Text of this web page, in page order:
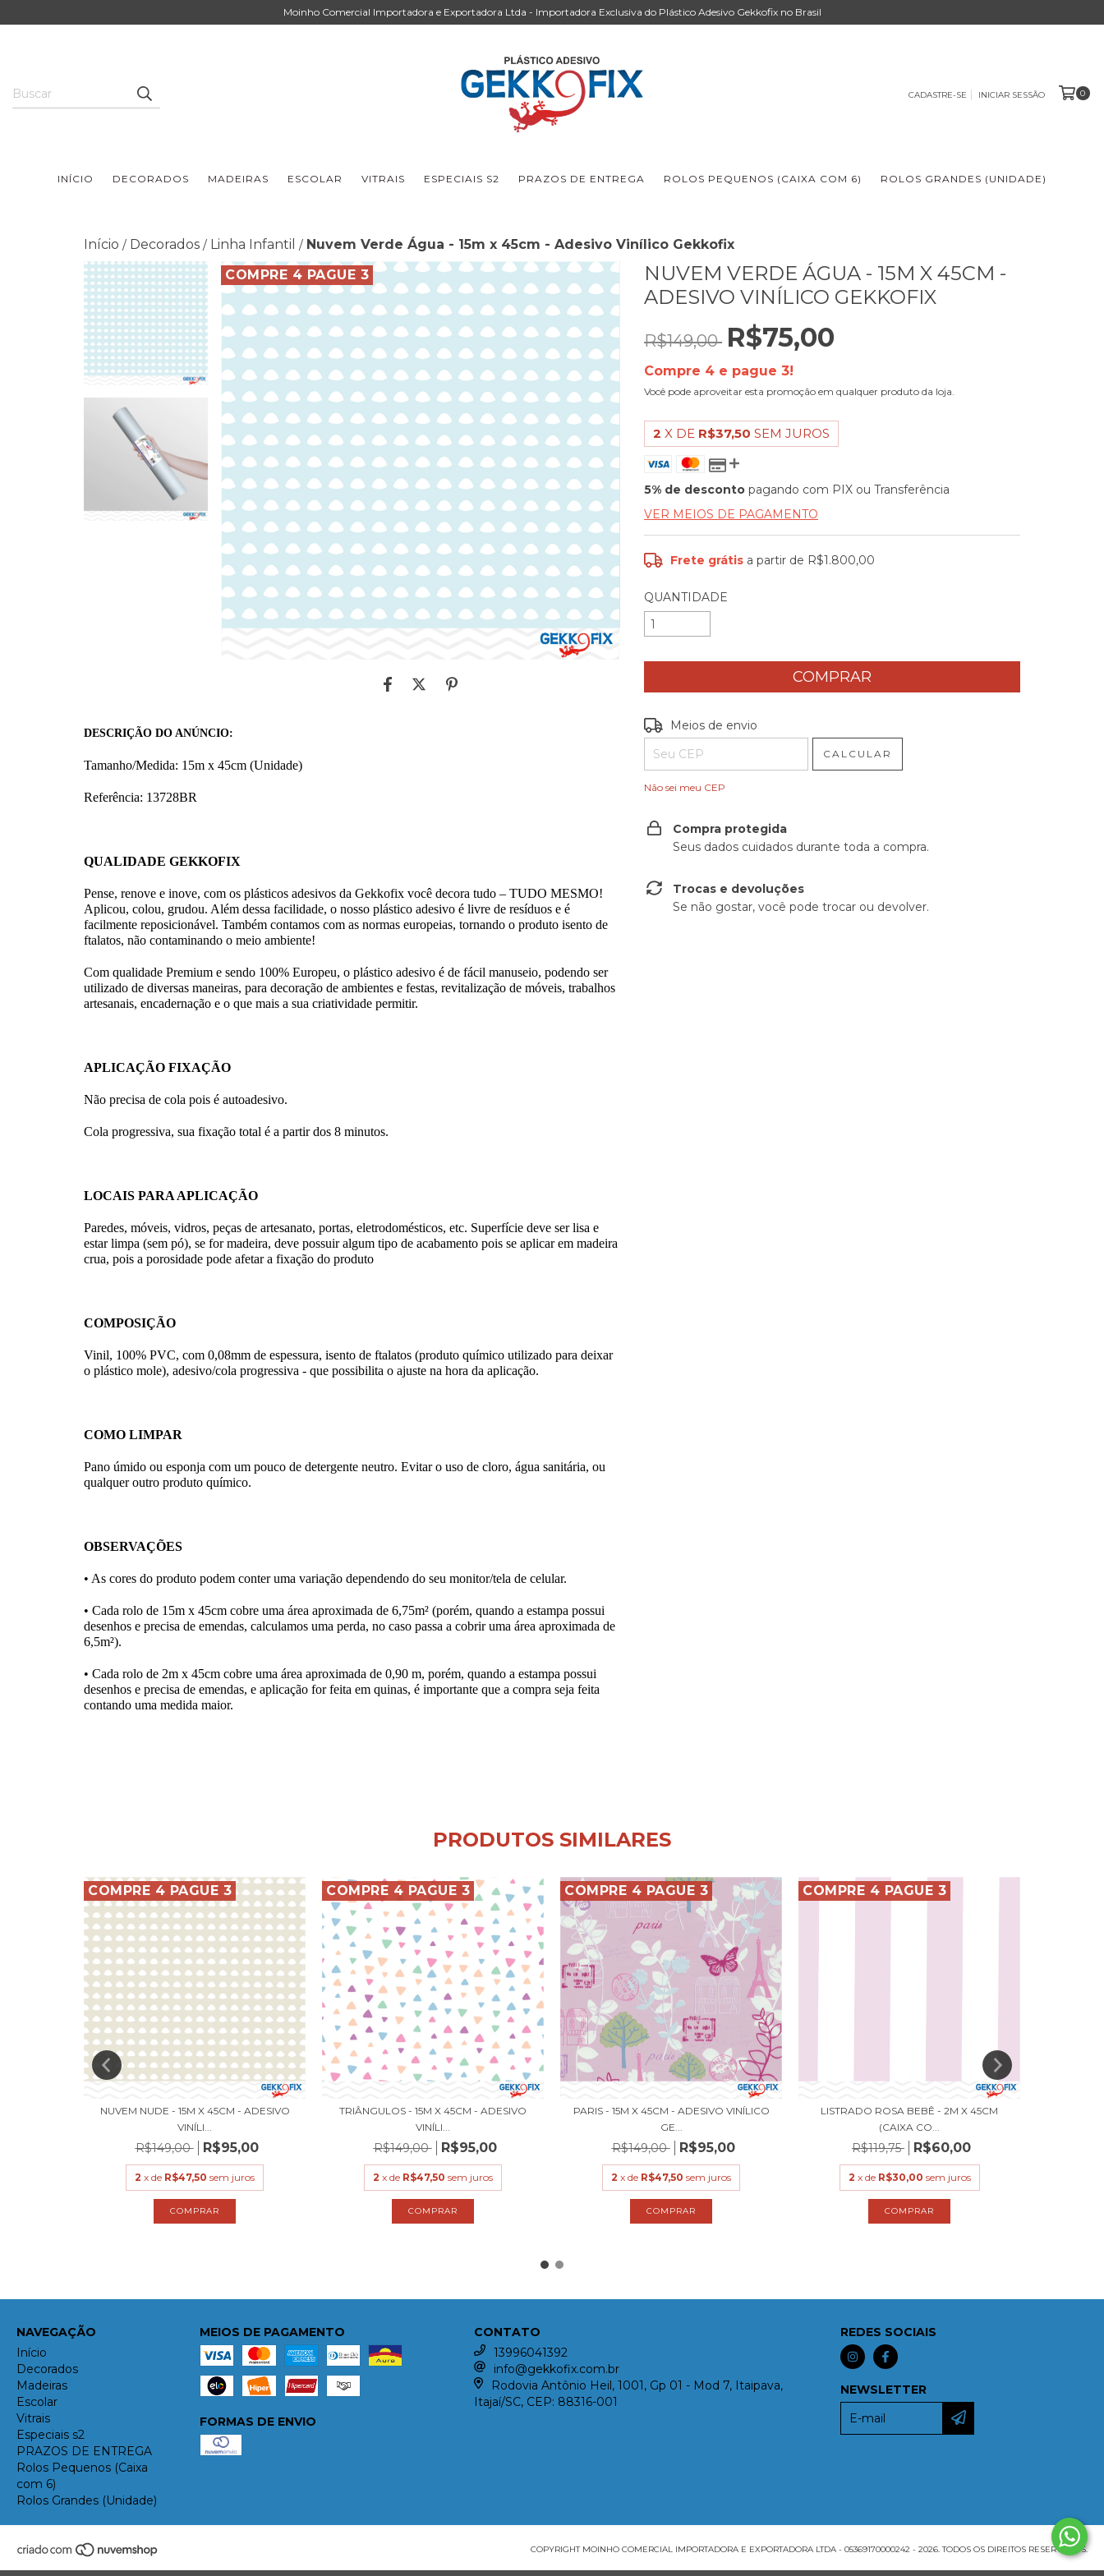
Moinho Comercial Importadora e Exportadora Ltda - Importadora Exclusiva do Plástico Adesivo Gekkofix no Brasil
CADASTRE-SE INICIAR SESSÃO 0
INÍCIO DECORADOS MADEIRAS ESCOLAR VITRAIS ESPECIAIS S2 PRAZOS DE ENTREGA ROLOS PEQUENOS (CAIXA COM 6) ROLOS GRANDES (UNIDADE)
Início / Decorados / Linha Infantil / Nuvem Verde Água - 15m x 45cm - Adesivo Vinílico Gekkofix
COMPRE 4 PAGUE 3
DESCRIÇÃO DO ANÚNCIO:
Tamanho/Medida: 15m x 45cm (Unidade)
Referência: 13728BR
QUALIDADE GEKKOFIX
Pense, renove e inove, com os plásticos adesivos da Gekkofix você decora tudo – TUDO MESMO!
Aplicou, colou, grudou. Além dessa facilidade, o nosso plástico adesivo é livre de resíduos e é
facilmente reposicionável. Também contamos com as normas europeias, tornando o produto isento de
ftalatos, não contaminando o meio ambiente!
Com qualidade Premium e sendo 100% Europeu, o plástico adesivo é de fácil manuseio, podendo ser
utilizado de diversas maneiras, para decoração de ambientes e festas, revitalização de móveis, trabalhos
artesanais, encadernação e o que mais a sua criatividade permitir.
APLICAÇÃO FIXAÇÃO
Não precisa de cola pois é autoadesivo.
Cola progressiva, sua fixação total é a partir dos 8 minutos.
LOCAIS PARA APLICAÇÃO
Paredes, móveis, vidros, peças de artesanato, portas, eletrodomésticos, etc. Superfície deve ser lisa e
estar limpa (sem pó), se for madeira, deve possuir algum tipo de acabamento pois se aplicar em madeira
crua, pois a porosidade pode afetar a fixação do produto
COMPOSIÇÃO
Vinil, 100% PVC, com 0,08mm de espessura, isento de ftalatos (produto químico utilizado para deixar
o plástico mole), adesivo/cola progressiva - que possibilita o ajuste na hora da aplicação.
COMO LIMPAR
Pano úmido ou esponja com um pouco de detergente neutro. Evitar o uso de cloro, água sanitária, ou
qualquer outro produto químico.
OBSERVAÇÕES
• As cores do produto podem conter uma variação dependendo do seu monitor/tela de celular.
• Cada rolo de 15m x 45cm cobre uma área aproximada de 6,75m² (porém, quando a estampa possui
desenhos e precisa de emendas, calculamos uma perda, no caso passa a cobrir uma área aproximada de
6,5m²).
• Cada rolo de 2m x 45cm cobre uma área aproximada de 0,90 m, porém, quando a estampa possui
desenhos e precisa de emendas, e aplicação for feita em quinas, é importante que a compra seja feita
contando uma medida maior.
NUVEM VERDE ÁGUA - 15M X 45CM -
ADESIVO VINÍLICO GEKKOFIX
R$149,00 R$75,00
Compre 4 e pague 3!
Você pode aproveitar esta promoção em qualquer produto da loja.
2 X DE R$37,50 SEM JUROS
5% de desconto pagando com PIX ou Transferência
VER MEIOS DE PAGAMENTO
Frete grátis a partir de R$1.800,00
QUANTIDADE
Entregas para o CEP:
Meios de envio
CALCULAR
Não sei meu CEP
Compra protegida
Seus dados cuidados durante toda a compra.
Trocas e devoluções
Se não gostar, você pode trocar ou devolver.
PRODUTOS SIMILARES
COMPRE 4 PAGUE 3
NUVEM NUDE - 15M X 45CM - ADESIVO
VINÍLI...
R$149,00 R$95,00
2 x de R$47,50 sem juros
COMPRE 4 PAGUE 3
TRIÂNGULOS - 15M X 45CM - ADESIVO
VINÍLI...
R$149,00 R$95,00
2 x de R$47,50 sem juros
COMPRE 4 PAGUE 3
PARIS - 15M X 45CM - ADESIVO VINÍLICO
GE...
R$149,00 R$95,00
2 x de R$47,50 sem juros
COMPRE 4 PAGUE 3
LISTRADO ROSA BEBÊ - 2M X 45CM
(CAIXA CO...
R$119,75 R$60,00
2 x de R$30,00 sem juros
NAVEGAÇÃO
Início
Decorados
Madeiras
Escolar
Vitrais
Especiais s2
PRAZOS DE ENTREGA
Rolos Pequenos (Caixa
com 6)
Rolos Grandes (Unidade)
MEIOS DE PAGAMENTO
FORMAS DE ENVIO
CONTATO
13996041392
info@gekkofix.com.br
Rodovia Antônio Heil, 1001, Gp 01 - Mod 7, Itaipava,
Itajaí/SC, CEP: 88316-001
REDES SOCIAIS
NEWSLETTER
COPYRIGHT MOINHO COMERCIAL IMPORTADORA E EXPORTADORA LTDA - 05369170000242 - 2026. TODOS OS DIREITOS RESERVADOS.